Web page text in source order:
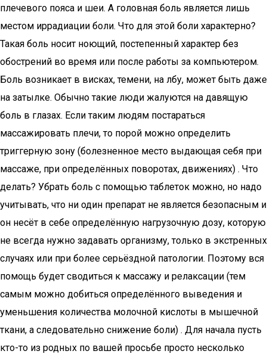
плечевого пояса и шеи. А головная боль является лишь
местом иррадиации боли. Что для этой боли характерно?
Такая боль носит ноющий, постепенный характер без
обострений во время или после работы за компьютером.
Боль возникает в висках, темени, на лбу, может быть даже
на затылке. Обычно такие люди жалуются на давящую
боль в глазах. Если таким людям постараться
массажировать плечи, то порой можно определить
триггерную зону (болезненное место выдающая себя при
массаже, при определённых поворотах, движениях) . Что
делать? Убрать боль с помощью таблеток можно, но надо
учитывать, что ни один препарат не является безопасным и
он несёт в себе определённую нагрузочную дозу, которую
не всегда нужно задавать организму, только в экстренных
случаях или при более серьёздной патологии. Поэтому вся
помощь будет сводиться к массажу и релаксации (тем
самым можно добиться определённого выведения и
уменьшения количества молочной кислоты в мышечной
ткани, а следовательно снижение боли) . Для начала пусть
кто-то из родных по вашей просьбе просто несколько